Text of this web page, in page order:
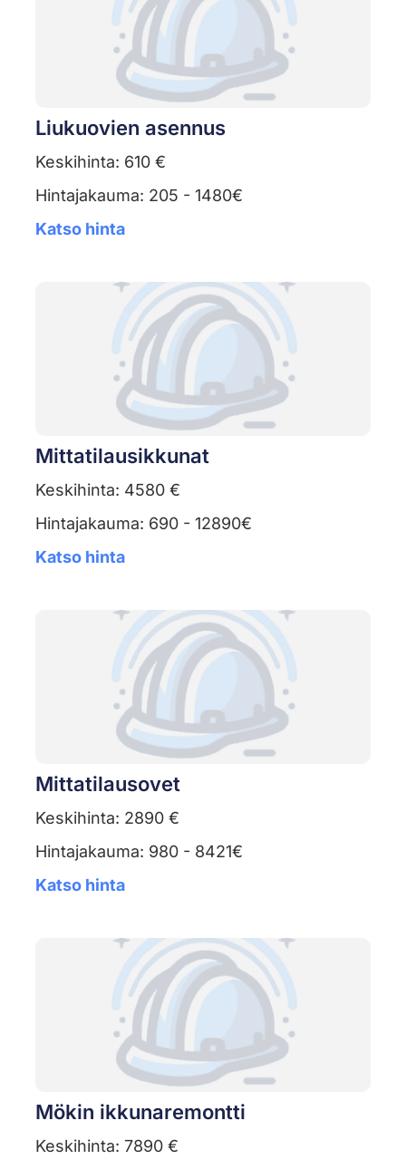
Liukuovien asennus
Keskihinta: 610 €
Hintajakauma: 205 - 1480€
Katso hinta
Mittatilausikkunat
Keskihinta: 4580 €
Hintajakauma: 690 - 12890€
Katso hinta
Mittatilausovet
Keskihinta: 2890 €
Hintajakauma: 980 - 8421€
Katso hinta
Mökin ikkunaremontti
Keskihinta: 7890 €